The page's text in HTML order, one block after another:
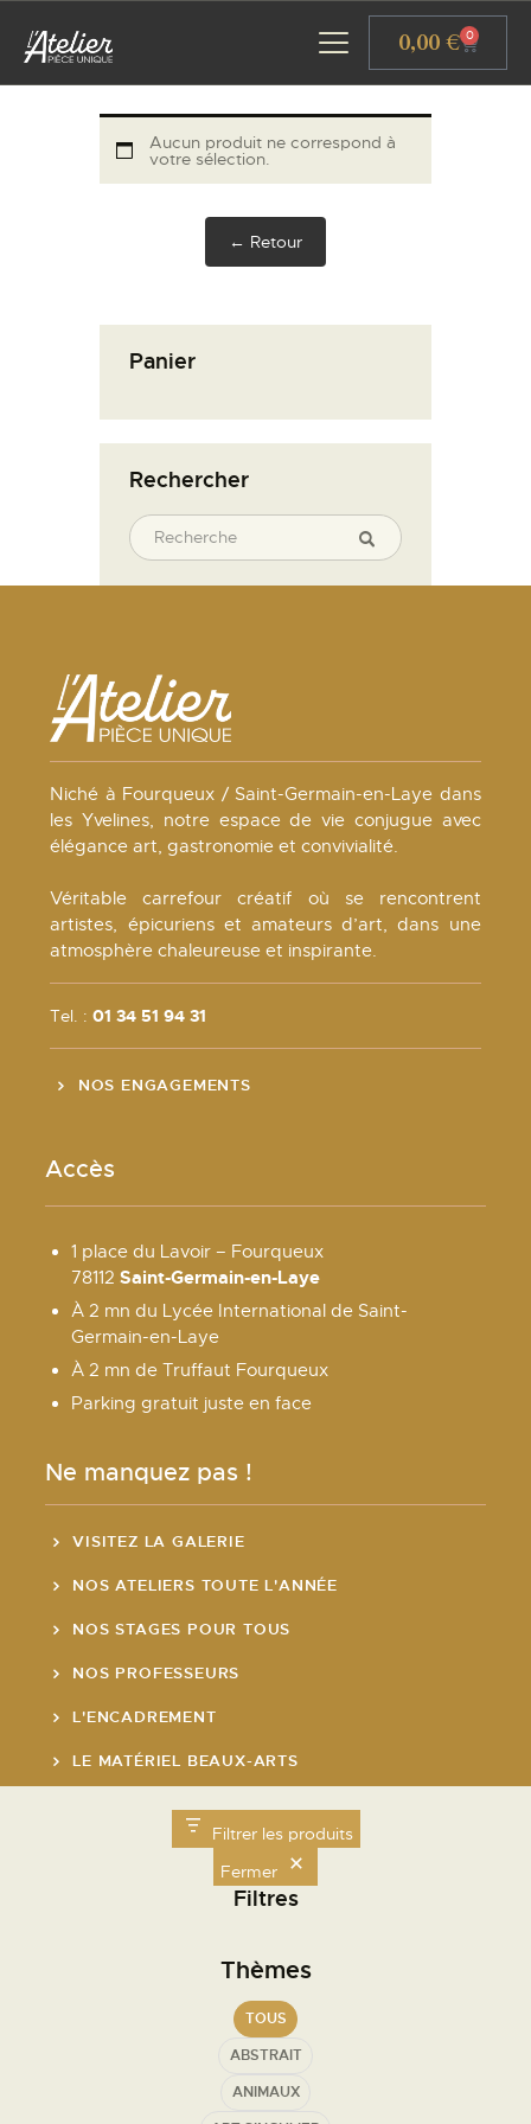
0,00€ 0
GALERIE D’ART
ATELIERS D’ART
ACTUALITÉS
Aucun produit ne correspond à
votre sélection.
← Retour
Panier
Rechercher
Filtrer les produits
Fermer
Filtres
Thèmes
TOUS
ABSTRAIT
ANIMAUX
Niché à Fourqueux / Saint-Germain-en-Laye dans
les Yvelines, notre espace de vie conjugue avec
élégance art, gastronomie et convivialité.
Véritable carrefour créatif où se rencontrent
artistes, épicuriens et amateurs d’art, dans une
atmosphère chaleureuse et inspirante.
Tel. :01 34 51 94 31
NOS ENGAGEMENTS
Accès
1 place du Lavoir – Fourqueux
78112Saint-Germain-en-Laye
À 2 mn du Lycée International de Saint-
Germain-en-Laye
À 2 mn de Truffaut Fourqueux
Parking gratuit juste en face
Ne manquez pas !
VISITEZ LA GALERIE
NOS ATELIERS TOUTE L'ANNÉE
NOS STAGES POUR TOUS
NOS PROFESSEURS
L'ENCADREMENT
LE MATÉRIEL BEAUX-ARTS
LE MARCHÉ DE L'ART DE ST GERMAIN
Mercredi de 8h30 à 19h00
21h00
Samedi de 9h30 à 19h00